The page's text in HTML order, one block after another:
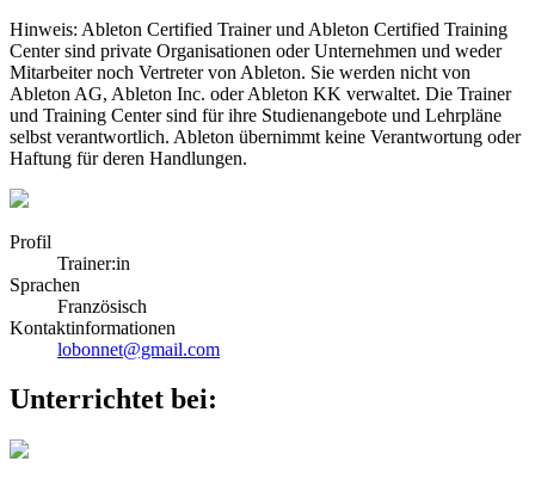
Hinweis: Ableton Certified Trainer und Ableton Certified Training
Center sind private Organisationen oder Unternehmen und weder
Mitarbeiter noch Vertreter von Ableton. Sie werden nicht von
Ableton AG, Ableton Inc. oder Ableton KK verwaltet. Die Trainer
und Training Center sind für ihre Studienangebote und Lehrpläne
selbst verantwortlich. Ableton übernimmt keine Verantwortung oder
Haftung für deren Handlungen.
Profil
Trainer:in
Sprachen
Französisch
Kontaktinformationen
lobonnet@gmail.com
Unterrichtet bei: